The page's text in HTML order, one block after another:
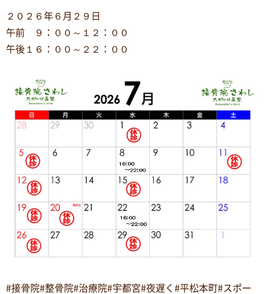
２０２６年６月２９日
午前 ９：００～１２：００
午後１６：００～２２：００
#接骨院#整骨院#治療院#宇都宮#夜遅く#平松本町#スポー